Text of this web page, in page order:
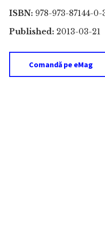
ISBN: 978-973-87144-0-
Published: 2013-03-21
Comandă pe eMag